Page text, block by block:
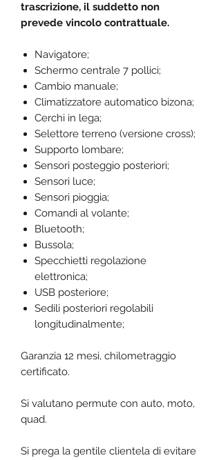
trascrizione, il suddetto non
prevede vincolo contrattuale.
Navigatore;
Schermo centrale 7 pollici;
Cambio manuale;
Climatizzatore automatico bizona;
Cerchi in lega;
Selettore terreno (versione cross);
Supporto lombare;
Sensori posteggio posteriori;
Sensori luce;
Sensori pioggia;
Comandi al volante;
Bluetooth;
Bussola;
Specchietti regolazione
elettronica;
USB posteriore;
Sedili posteriori regolabili
longitudinalmente;
Garanzia 12 mesi, chilometraggio
certificato.
Si valutano permute con auto, moto,
quad.
Si prega la gentile clientela di evitare